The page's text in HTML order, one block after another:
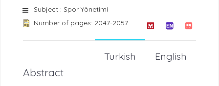
Subject : Spor Yönetimi
Number of pages: 2047-2057
English
Turkish
Abstract